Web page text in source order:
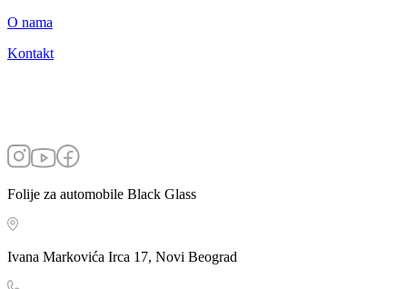
O nama
Kontakt
Folije za automobile Black Glass
Ivana Markovića Irca 17, Novi Beograd